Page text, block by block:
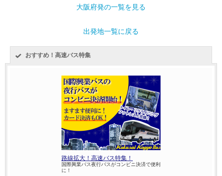
大阪府発の一覧を見る
出発地一覧に戻る
おすすめ！高速バス特集
路線拡大！高速バス特集！
国際興業バス夜行バスがコンビニ決済で便利
に！